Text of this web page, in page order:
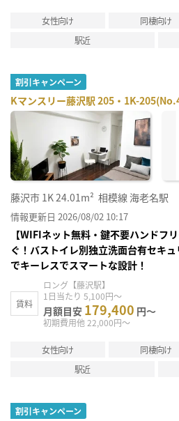
女性向け 同棲向け
駅近
割引キャンペーン
Kマンスリー藤沢駅 205・1K-
藤沢市 1K24.01m² 相模線 海老名駅
情報更新日 2026/08/02 10:17
【WIFIネット無料・鍵不要ハンドフ
ぐ！バストイレ別独立洗面台有セキ
でキーレスでスマートな設計！
賃料
ロング【藤沢駅】
1日当たり 5,100円～
月額目安 179,400 円～
初期費用他 22,000円～
女性向け 同棲向け
駅近
割引キャンペーン